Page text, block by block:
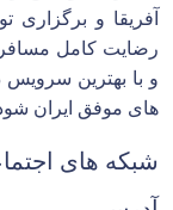
آفریقا و برگزاری
رضایت کامل
و با بهترین سرویس
های موفق ایران
شبکه های